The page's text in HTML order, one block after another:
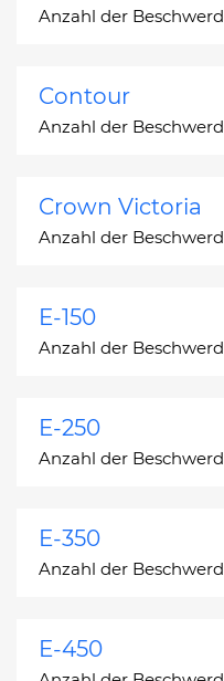
Anzahl der
Contour
Anzahl der
Crown Victoria
Anzahl der
E-150
Anzahl der
E-250
Anzahl der
E-350
Anzahl der
E-450